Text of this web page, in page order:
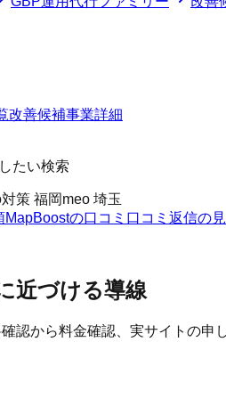
改善候補事業詳細
たい検索
策 福岡meo 埼玉
MapBoostの口コミ 口コミ返信の
近づける導線
認から料金確認、実サイトの申